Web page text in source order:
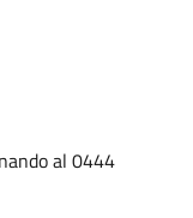
al 0444